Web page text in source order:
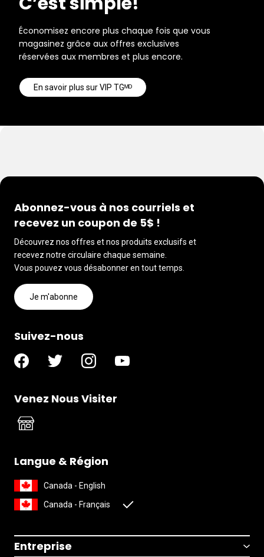
Économisez encore plus chaque fois que vous
magasinez grâce aux offres exclusives
réservées aux membres et plus encore.
En savoir plus sur VIP TGᴹᴰ
Abonnez-vous à nos courriels et
recevez un coupon de 5$ !
Découvrez nos offres et nos produits exclusifs et
recevez notre circulaire chaque semaine.
Vous pouvez vous désabonner en tout temps.
Je m'abonne
Suivez-nous
Venez Nous Visiter
Langue & Région
Canada - English
Canada - Français
Entreprise